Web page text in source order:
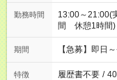
勤務時間
13:00～21:00(
間 休憩1時間)
時の中で調整
5h～ ※研修時
期間 【急募】即日
特徴 履歴書不要 /